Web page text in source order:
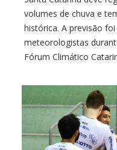
volumes de chuva e
histórica. A previsão
meteorologistas
Fórum Climático
especialistas, o
fortalecimento e